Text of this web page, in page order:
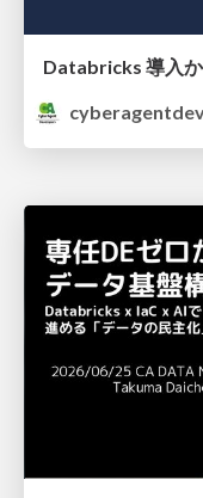
Databricks 導入